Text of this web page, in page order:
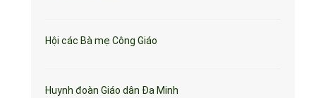
Hội các Bà mẹ Công Giáo
Huynh đoàn Giáo dân Đa Minh